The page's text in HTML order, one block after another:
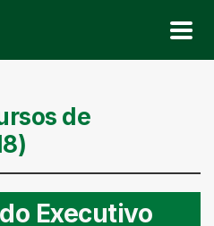
de
Executivo